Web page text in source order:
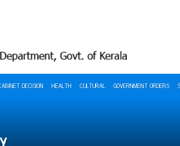
DECISION HEALTH CULTURAL GOVERNMENT ORDERS